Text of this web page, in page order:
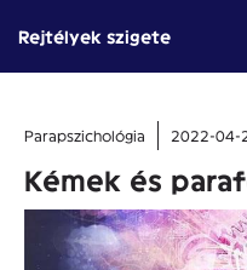
tartalomba
Rejtélyek szigete
Parapszichológia 2022-04-
Kémek és